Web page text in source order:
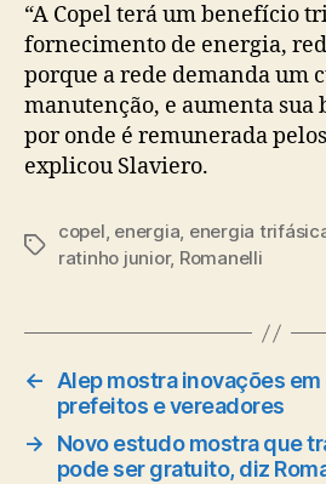
“A Copel terá um benefício
fornecimento de energia,
porque a rede demanda um
manutenção, e aumenta sua
por onde é remunerada
explicou Slaviero.
Tags
copel, energia, energia
ratinho junior, Romanelli
← Alep mostra inovações
prefeitos e vereadores
→
Novo estudo mostra que
pode ser gratuito, diz